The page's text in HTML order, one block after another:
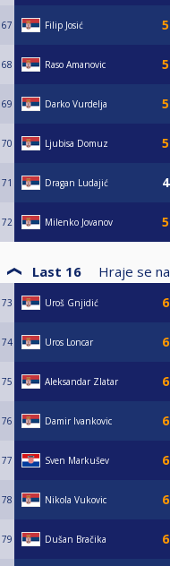
67 Filip Josić
68 Raso Amanovic
69 Darko Vurdelja
70 Ljubisa Domuz
71 Dragan Ludajić
72 Milenko Jovanov
Last 16 Hraje se na
73 Uroš Gnjidić
74 Uros Loncar
75 Aleksandar Zlatar
76 Damir Ivankovic
77 Sven Markušev
78 Nikola Vukovic
79 Dušan Bračika